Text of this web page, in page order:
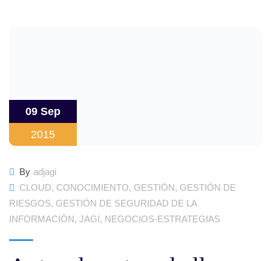
09 Sep
2015
By adjagi
CLOUD, CONOCIMIENTO, GESTIÓN, GESTIÓN DE
RIESGOS, GESTIÓN DE SEGURIDAD DE LA
INFORMACIÓN, JAGI, NEGOCIOS-ESTRATEGIAS